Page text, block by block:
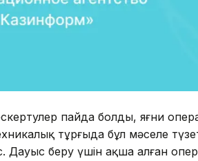
пайда болды, яғни
тұрғыда бұл мәселе
Дауыс беру үшін ақша алған